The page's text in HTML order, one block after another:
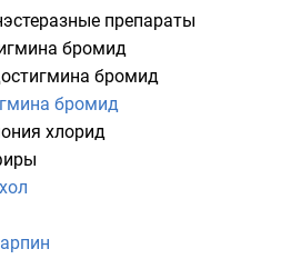
препараты
бромид
бромид
бромид
хлорид